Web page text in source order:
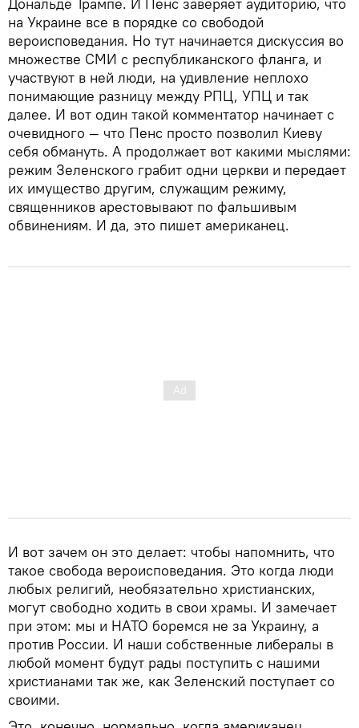
на Украине все в порядке со свободой
вероисповедания. Но тут начинается дискуссия во
множестве СМИ с республиканского фланга, и
участвуют в ней люди, на удивление неплохо
понимающие разницу между РПЦ, УПЦ и так
далее. И вот один такой комментатор начинает с
очевидного — что Пенс просто позволил Киеву
себя обмануть. А продолжает вот какими мыслями:
режим Зеленского грабит одни церкви и передает
их имущество другим, служащим режиму,
священников арестовывают по фальшивым
обвинениям. И да, это пишет американец.
И вот зачем он это делает: чтобы напомнить, что
такое свобода вероисповедания. Это когда люди
любых религий, необязательно христианских,
могут свободно ходить в свои храмы. И замечает
при этом: мы и НАТО боремся не за Украину, а
против России. И наши собственные либералы в
любой момент будут рады поступить с нашими
христианами так же, как Зеленский поступает со
своими.